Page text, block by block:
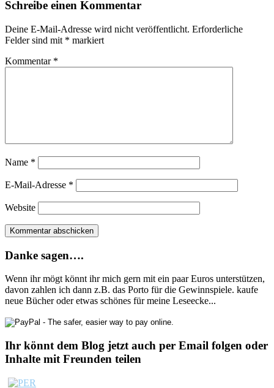
Schreibe einen Kommentar
Deine E-Mail-Adresse wird nicht veröffentlicht. Erforderliche
Felder sind mit * markiert
Kommentar *
Name *
E-Mail-Adresse *
Website
Danke sagen….
Wenn ihr mögt könnt ihr mich gern mit ein paar Euros unterstützen,
davon zahlen ich dann z.B. das Porto für die Gewinnspiele. kaufe
neue Bücher oder etwas schönes für meine Leseecke...
Ihr könnt dem Blog jetzt auch per Email folgen oder
Inhalte mit Freunden teilen